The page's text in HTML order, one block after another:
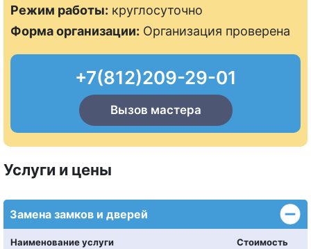
Режим работы: круглосуточно
Форма организации: Организация проверена
+7(812)209-29-01
Вызов мастера
Услуги и цены
Замена замков и дверей
Наименование услуги Стоимость